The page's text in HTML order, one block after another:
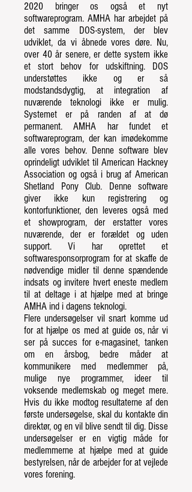
2020 bringer os også et nyt
softwareprogram. AMHA har arbejdet på
det samme DOS-system, der blev
udviklet, da vi åbnede vores døre. Nu,
over 40 år senere, er dette system ikke
et stort behov for udskiftning. DOS
understøttes ikke og er så
modstandsdygtig, at integration af
nuværende teknologi ikke er mulig.
Systemet er på randen af at dø
permanent. AMHA har fundet et
softwareprogram, der kan imødekomme
alle vores behov. Denne software blev
oprindeligt udviklet til American Hackney
Association og også i brug af American
Shetland Pony Club. Denne software
giver ikke kun registrering og
kontorfunktioner, den leveres også med
et showprogram, der erstatter vores
nuværende, der er forældet og uden
support. Vi har oprettet et
softwaresponsorprogram for at skaffe de
nødvendige midler til denne spændende
indsats og invitere hvert eneste medlem
til at deltage i at hjælpe med at bringe
AMHA ind i dagens teknologi.
Flere undersøgelser vil snart komme ud
for at hjælpe os med at guide os, når vi
ser på succes for e-magasinet, tanken
om en årsbog, bedre måder at
kommunikere med medlemmer på,
mulige nye programmer, ideer til
voksende medlemskab og meget mere.
Hvis du ikke modtog resultaterne af den
første undersøgelse, skal du kontakte din
direktør, og en vil blive sendt til dig. Disse
undersøgelser er en vigtig måde for
medlemmerne at hjælpe med at guide
bestyrelsen, når de arbejder for at vejlede
vores forening.